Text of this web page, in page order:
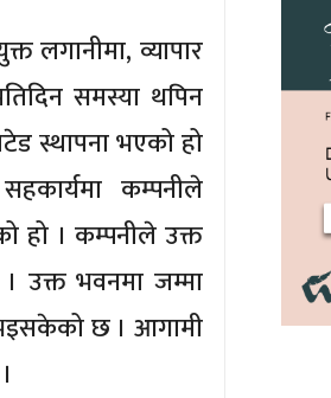
लगानीमा, व्यापार
समस्या थपिन
स्थापना भएको हो
कम्पनीले
हो । कम्पनीले उक्त
उक्त भवनमा जम्मा
छ । आगामी